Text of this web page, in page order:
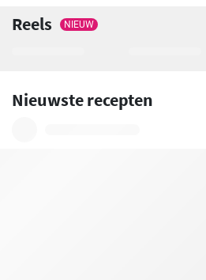
Reels NIEUW
Nieuwste recepten